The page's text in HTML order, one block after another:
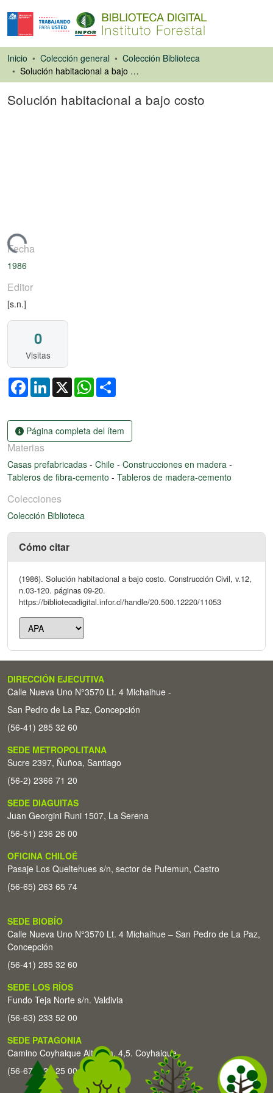
Inicio Colección general
Colección Biblioteca
Solución habitacional a bajo costo
Solución habitacional a bajo costo
Cargando...
Fecha
1986
Editor
[s.n.]
0
Visitas
FacebookLinkedIn
X WhatsApp
Página completa del ítem
Materias
Casas prefabricadas - Chile - Construcciones en madera -
Tableros de fibra-cemento - Tableros de madera-cemento
Colecciones
Colección Biblioteca
Cómo citar
(1986). Solución habitacional a bajo costo. Construcción Civil, v.12,
n.03-120. páginas 09-20.
https://bibliotecadigital.infor.cl/handle/20.500.12220/11053
DIRECCIÓN EJECUTIVA
Calle Nueva Uno N°3570 Lt. 4 Michaihue -
San Pedro de La Paz, Concepción
(56-41) 285 32 60
SEDE METROPOLITANA
Sucre 2397, Ñuñoa, Santiago
(56-2) 2366 71 20
SEDE DIAGUITAS
Juan Georgini Runi 1507, La Serena
(56-51) 236 26 00
OFICINA CHILOÉ
Pasaje Los Queltehues s/n, sector de Putemun, Castro
(56-65) 263 65 74
SEDE BIOBÍO
Calle Nueva Uno N°3570 Lt. 4 Michaihue – San Pedro de La Paz,
Concepción
(56-41) 285 32 60
SEDE LOS RÍOS
Fundo Teja Norte s/n. Valdivia
(56-63) 233 52 00
SEDE PATAGONIA
Camino Coyhaique Alto Km. 4,5. Coyhaique
(56-67) 226 25 00